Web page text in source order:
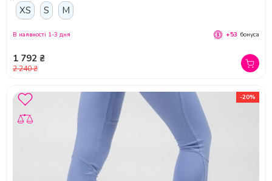
XS S M
1 792 ₴
2 240 ₴
В наявності 1-3 дня +53 бонуса
-20%